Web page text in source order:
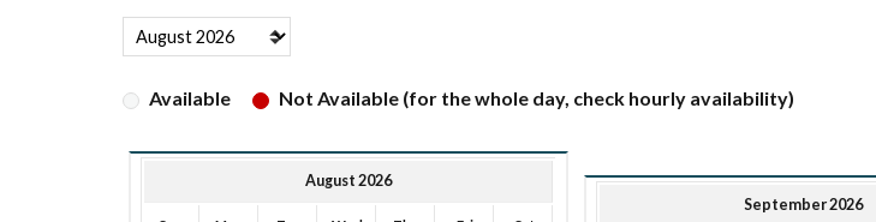
Available Not Available (for the whole day, check hourly availability)
August 2026
September 2026